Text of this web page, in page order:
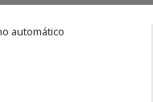
automático